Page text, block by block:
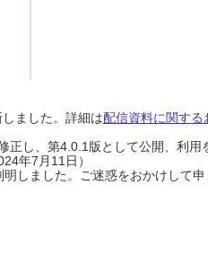
ました。詳細は配信資料に関する
し、第4.0.1版として公開、利
年7月11日）
しました。ご迷惑をおかけして